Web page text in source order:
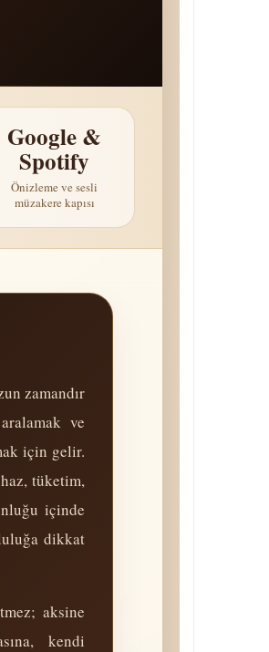
Google &
Spotify
Önizleme ve sesli
müzakere kapısı
zamandır
ve
için gelir.
tüketim,
içinde
dikkat
aksine
kendi